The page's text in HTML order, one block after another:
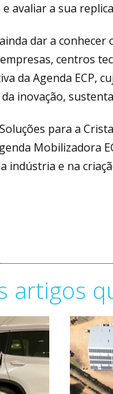
avaliar a sua
dar a conhecer
centros
da Agenda ECP,
inovação,
para a
Mobilizadora
indústria e na
artigos